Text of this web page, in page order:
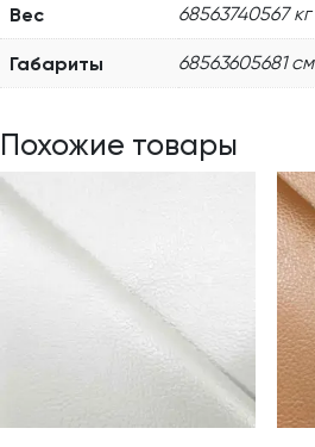
Вес 68563740567 кг
Габариты 68563605681 см
Похожие товары